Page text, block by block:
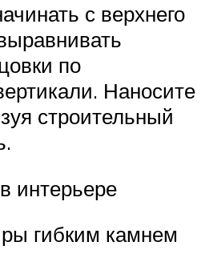
с верхнего
по
Наносите
строительный
интерьере
гибким камнем